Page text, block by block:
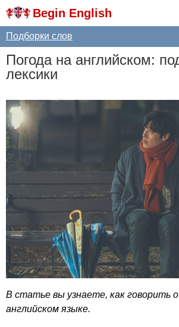
Begin English
Подборки слов
Погода на английском:
лексики
В статье вы узнаете, как говорить о
английском языке.